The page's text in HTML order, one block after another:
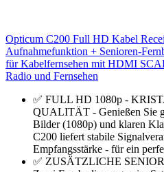
Opticum C200 Full HD Kabel
Aufnahmefunktion + Senioren-
für Kabelfernsehen mit HDMI
Radio und Fernsehen
✅ FULL HD 1080p -
QUALITÄT - Genießen Sie
Bilder (1080p) und klaren
C200 liefert stabile
Empfangsstärke - für ein
✅ ZUSÄTZLICHE